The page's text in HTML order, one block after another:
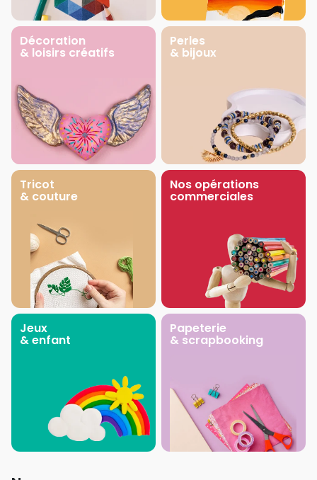
Décoration
& loisirs créatifs
Perles
& bijoux
Tricot
& couture
Nos opérations
commerciales
Jeux
& enfant
Papeterie
& scrapbooking